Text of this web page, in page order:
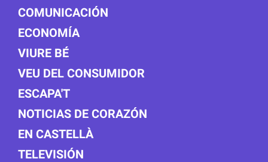
COMUNICACIÓN
ECONOMÍA
VIURE BÉ
VEU DEL CONSUMIDOR
ESCAPA'T
NOTICIAS DE CORAZÓN
EN CASTELLÀ
TELEVISIÓN